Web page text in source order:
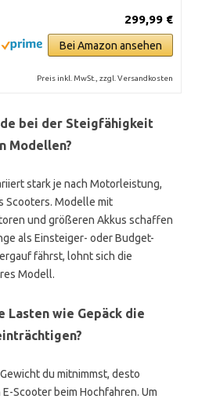
299,99 €
Bei Amazon ansehen
Preis inkl. MwSt., zzgl. Versandkosten
bei der Steigfähigkeit
Modellen?
stark je nach Motorleistung,
Scooters. Modelle mit
und größeren Akkus schaffen
als Einsteiger- oder Budget-
fährst, lohnt sich die
Modell.
Lasten wie Gepäck die
du mitnimmst, desto
Scooter beim Hochfahren. Um